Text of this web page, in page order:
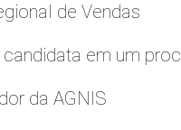
de Vendas
em um
da AGNIS